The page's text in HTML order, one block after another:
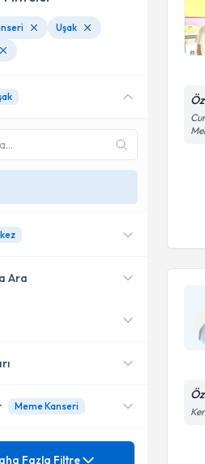
Uşak
Ara
yakın uzmanları
Cerrahi
Hastalıklar (
Meme Kanseri
Fazla Filtre